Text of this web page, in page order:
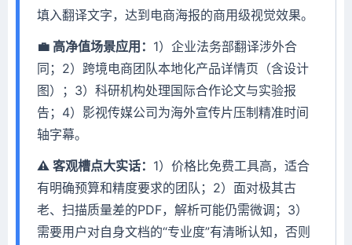
填入翻译文字，达到电商海报的商用级视觉效果。
💼 高净值场景应用： 1）企业法务部翻译涉外合
同；2）跨境电商团队本地化产品详情页（含设计
图）；3）科研机构处理国际合作论文与实验报
告；4）影视传媒公司为海外宣传片压制精准时间
轴字幕。
⚠️ 客观槽点大实话： 1）价格比免费工具高，适合
有明确预算和精度要求的团队；2）面对极其古
老、扫描质量差的PDF，解析可能仍需微调；3）
需要用户对自身文档的“专业度”有清晰认知，否则